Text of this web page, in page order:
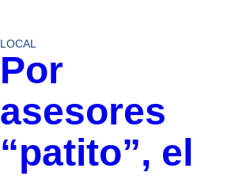
LOCAL
Por
asesores
“patito”, el